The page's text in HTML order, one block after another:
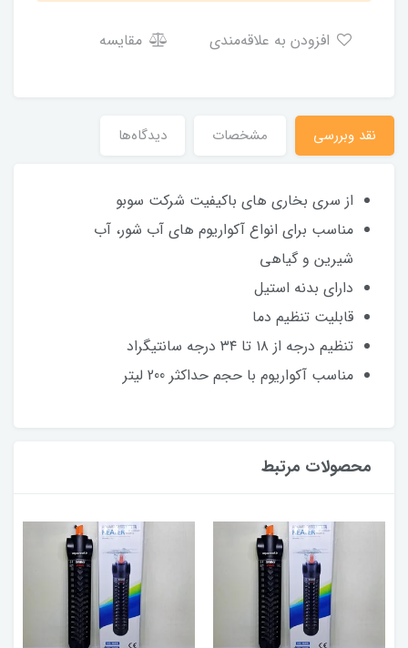
مقایسه
نقد وبررسی مشخصات دیدگاه‌ها
از سری بخاری های باکیفیت شرکت سوبو
مناسب برای انواع آکواریوم های آب شور، آب
شیرین و گیاهی
دارای بدنه استیل
قابلیت تنظیم دما
تنظیم درجه از ۱۸ تا ۳۴ درجه سانتیگراد
مناسب آکواریوم با حجم حداکثر 200 لیتر
محصولات مرتبط